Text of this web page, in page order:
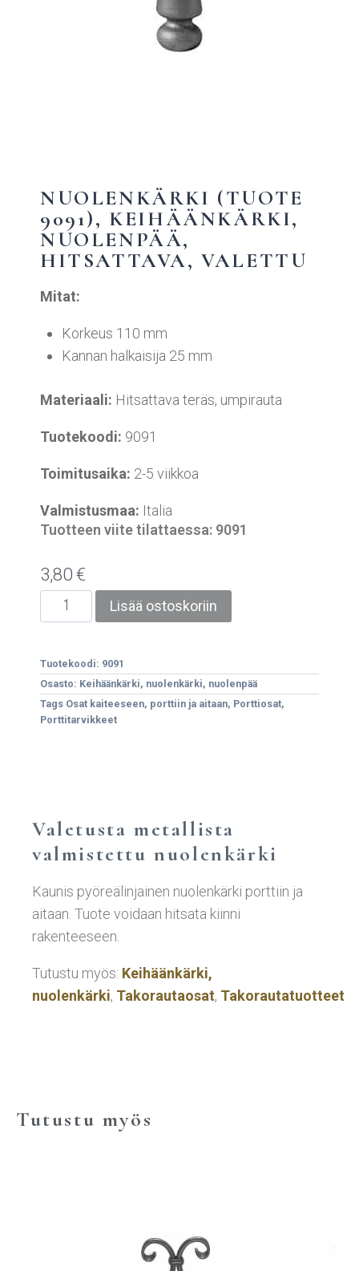
NUOLENKÄRKI (TUOTE
9091), KEIHÄÄNKÄRKI,
NUOLENPÄÄ,
HITSATTAVA, VALETTU
Mitat:
Korkeus 110 mm
Kannan halkaisija 25 mm
Materiaali: Hitsattava teräs, umpirauta
Tuotekoodi: 9091
Toimitusaika: 2-5 viikkoa
Valmistusmaa: Italia
Tuotteen viite tilattaessa: 9091
3,80€
Lisää ostoskoriin
Tuotekoodi: 9091
Osasto: Keihäänkärki, nuolenkärki, nuolenpää
Tags Osat kaiteeseen, porttiin ja aitaan, Porttiosat,
Porttitarvikkeet
Valetusta metallista
valmistettu nuolenkärki
Kaunis pyöreälinjainen nuolenkärki porttiin ja
aitaan. Tuote voidaan hitsata kiinni
rakenteeseen.
Tutustu myös: Keihäänkärki,
nuolenkärki, Takorautaosat, Takorautatuotteet
Tutustu myös